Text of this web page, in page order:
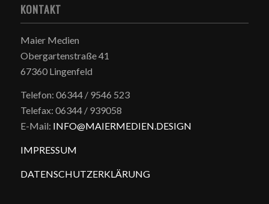
KONTAKT
Maier Medien
Obergartenstraße 41
67360 Lingenfeld
Telefon: 06344 / 9546 523
Telefax: 06344 / 939058
E-Mail: INFO@MAIERMEDIEN.DESIGN
IMPRESSUM
DATENSCHUTZERKLÄRUNG